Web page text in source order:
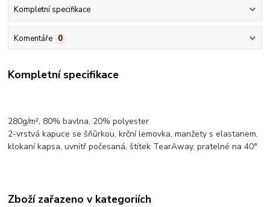
Kompletní specifikace
Komentáře 0
Kompletní specifikace
280g/m², 80%bavlna, 20%polyester
2-vrstvá kapuce se šňůrkou,krční lemovka, manžety s elastanem,
klokaní kapsa, uvnitř počesaná, štítek TearAway, pratelné na 40°
Zboží zařazeno v kategoriích